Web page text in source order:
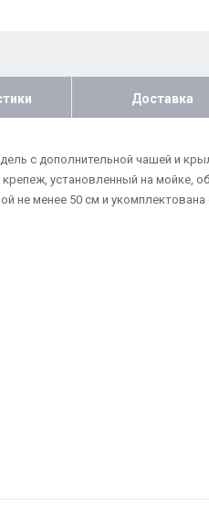
Доставка
с дополнительной чашей и
установленный на
не менее 50 см и